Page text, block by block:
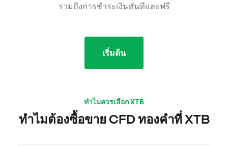
รวมถึงการชำระเงินทันทีและฟรี
เริ่มต้น
ทำไมควรเลือก XTB
ทำไมต้องซื้อขาย CFD ทองคำที่ XTB